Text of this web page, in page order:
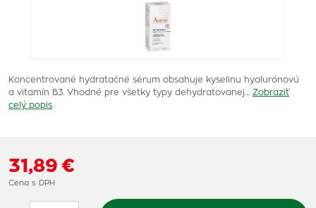
Koncentrované hydratačné sérum obsahuje kyselinu hyalurónovú
a vitamín B3. Vhodné pre všetky typy dehydratovanej…
Zobraziť
celý popis
31,89 €
Cena s DPH